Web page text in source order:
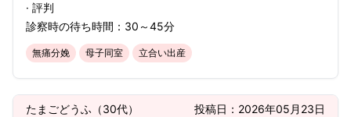
· 評判
診察時の待ち時間： 30～45分
無痛分娩 母子同室 立合い出産
たまごどうふ （30代） 投稿日： 2026年05月23日